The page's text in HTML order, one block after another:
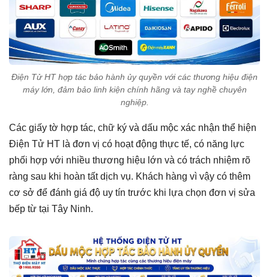
Điện Tử HT hợp tác bảo hành ủy quyền với các thương hiệu điện
máy lớn, đảm bảo linh kiện chính hãng và tay nghề chuyên
nghiệp.
Các giấy tờ hợp tác, chữ ký và dấu mộc xác nhận thể hiện
Điện Tử HT là đơn vị có hoạt động thực tế, có năng lực
phối hợp với nhiều thương hiệu lớn và có trách nhiệm rõ
ràng sau khi hoàn tất dịch vụ. Khách hàng vì vậy có thêm
cơ sở để đánh giá độ uy tín trước khi lựa chọn đơn vị sửa
bếp từ tại Tây Ninh.